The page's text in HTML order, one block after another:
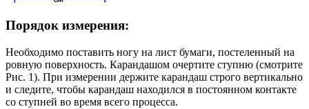
Порядок измерения:
Необходимо поставить ногу на лист бумаги, постеленный на
ровную поверхность. Карандашом очертите ступню (смотрите
Рис. 1). При измерении держите карандаш строго вертикально
и следите, чтобы карандаш находился в постоянном контакте
со ступней во время всего процесса.